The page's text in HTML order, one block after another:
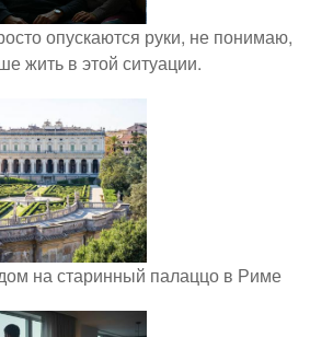
опускаются руки, не понимаю,
жить в этой ситуации.
на старинный палаццо в Риме